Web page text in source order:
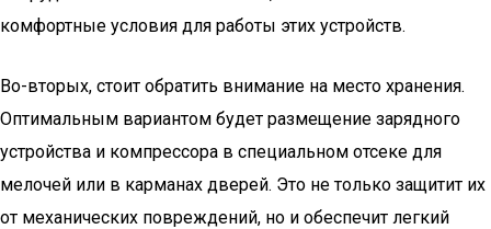
комфортные условия для работы этих устройств.
Во-вторых, стоит обратить внимание на место хранения.
Оптимальным вариантом будет размещение зарядного
устройства и компрессора в специальном отсеке для
мелочей или в карманах дверей. Это не только защитит их
от механических повреждений, но и обеспечит легкий